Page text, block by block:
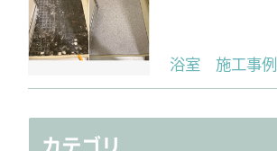
浴室 施工事例
カテゴリ